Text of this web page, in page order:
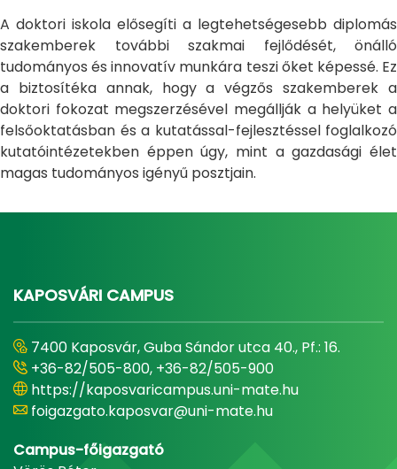
A doktori iskola elősegíti a legtehetségesebb diplomás
szakemberek további szakmai fejlődését, önálló
tudományos és innovatív munkára teszi őket képessé. Ez
a biztosítéka annak, hogy a végzős szakemberek a
doktori fokozat megszerzésével megállják a helyüket a
felsőoktatásban és a kutatással-fejlesztéssel foglalkozó
kutatóintézetekben éppen úgy, mint a gazdasági élet
magas tudományos igényű posztjain.
KAPOSVÁRI CAMPUS
7400 Kaposvár, Guba Sándor utca 40., Pf.: 16.
+36-82/505-800, +36-82/505-900
https://kaposvaricampus.uni-mate.hu
foigazgato.kaposvar@uni-mate.hu
Campus-főigazgató